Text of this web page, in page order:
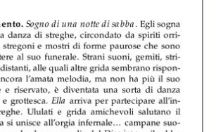
Orchestra del
Teatro Regio di
Torino diretta da
Pinchas Steinberg
Orchestra del
Teatro Regio di
Torino diretta da
Pinchas Steinberg